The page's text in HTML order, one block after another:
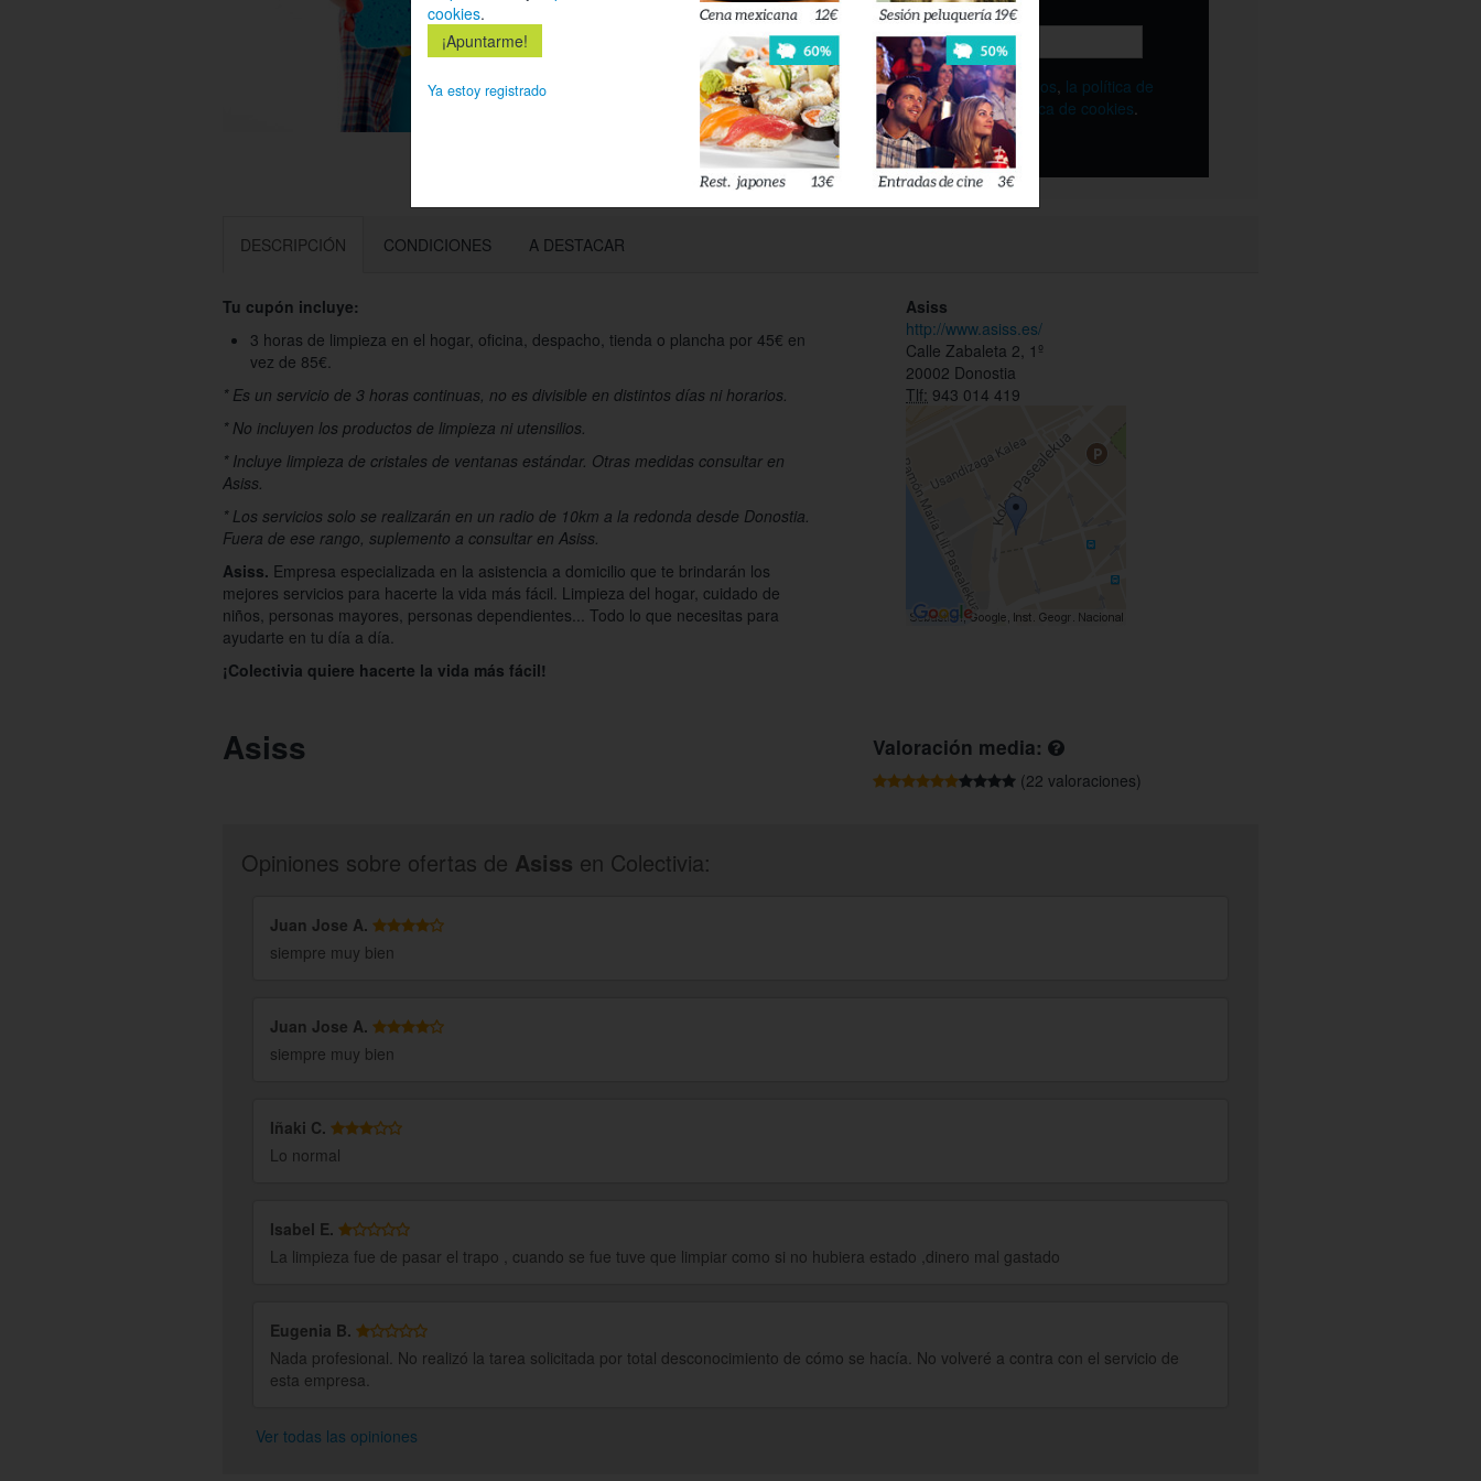
esté disponible
Acepto lostérminos, la política de
privacidadyla política de cookies.
DESCRIPCIÓN CONDICIONES A DESTACAR
Tu cupón incluye:
3 horas de limpieza en el hogar, oficina, despacho, tienda o plancha por 45€ en
vez de 85€.
* Es un servicio de 3 horas continuas, no es divisible en distintos días ni horarios.
* No incluyen los productos de limpieza ni utensilios.
* Incluye limpieza de cristales de ventanas estándar. Otras medidas consultar en
Asiss.
* Los servicios solo se realizarán en un radio de 10km a la redonda desde Donostia.
Fuera de ese rango, suplemento a consultar en Asiss.
Asiss. Empresa especializada en la asistencia a domicilio que te brindarán los
mejores servicios para hacerte la vida más fácil. Limpieza del hogar, cuidado de
niños, personas mayores, personas dependientes... Todo lo que necesitas para
ayudarte en tu día a día.
¡Colectivia quiere hacerte la vida más fácil!
Asiss
http://www.asiss.es/
Calle Zabaleta 2, 1º
20002 Donostia
Tlf: 943 014 419
Asiss Valoración media:
(22 valoraciones)
Opiniones sobre ofertas de Asiss en Colectivia:
Juan Jose A.
siempre muy bien
Juan Jose A.
siempre muy bien
Iñaki C.
Lo normal
Isabel E.
La limpieza fue de pasar el trapo , cuando se fue tuve que limpiar como si no hubiera estado ,dinero mal gastado
Eugenia B.
Nada profesional. No realizó la tarea solicitada por total desconocimiento de cómo se hacía. No volveré a contra con el servicio de
esta empresa.
Ver todas las opiniones
cookies.
Ya estoy registrado